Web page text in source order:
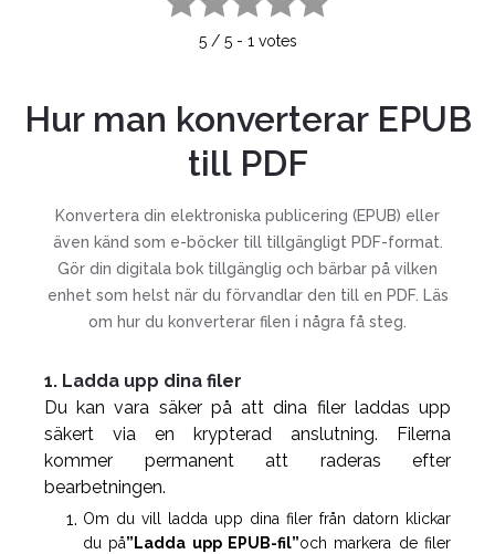
5/ 5- 1 votes
Hur man konverterar EPUB
till PDF
Konvertera din elektroniska publicering (EPUB) eller
även känd som e-böcker till tillgängligt PDF-format.
Gör din digitala bok tillgänglig och bärbar på vilken
enhet som helst när du förvandlar den till en PDF. Läs
om hur du konverterar filen i några få steg.
1. Ladda upp dina filer
Du kan vara säker på att dina filer laddas upp
säkert via en krypterad anslutning. Filerna
kommer permanent att raderas efter
bearbetningen.
Om du vill ladda upp dina filer från datorn klickar
du på”Ladda upp EPUB-fil”och markera de filer